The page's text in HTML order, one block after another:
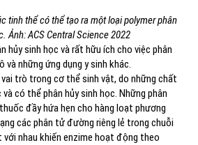
tinh thể có thể tạo ra một loại polymer phân
Ảnh: ACS Central Science 2022
hủy sinh học và rất hữu ích cho việc phân
những ứng dụng y sinh khác.
trò trong cơ thể sinh vật, do những chất
có thể phân hủy sinh học. Những phân
đầy hứa hẹn cho hàng loạt phương
các phân tử đường riêng lẻ trong chuỗi
với nhau khiến enzime hoạt động theo